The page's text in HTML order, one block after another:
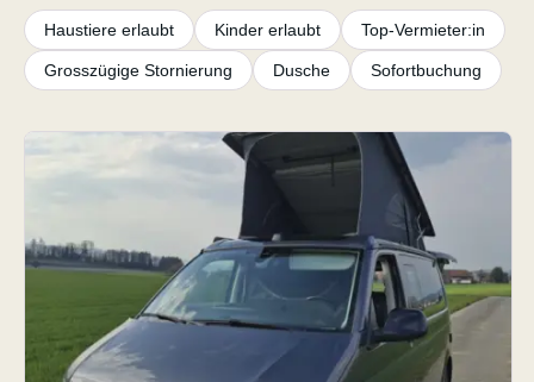
Haustiere erlaubt Kinder erlaubt Top-Vermieter:in
Grosszügige Stornierung Dusche Sofortbuchung